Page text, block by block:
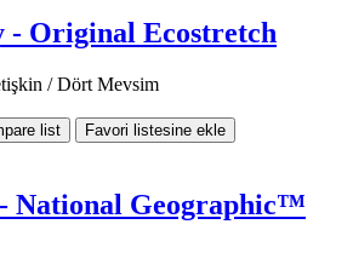
- Original Ecostretch
/ Dört Mevsim
National Geographic™